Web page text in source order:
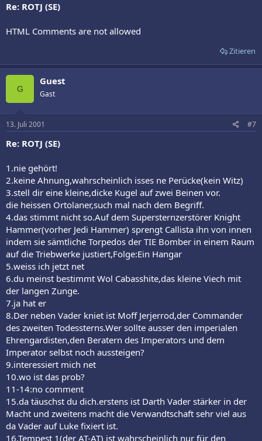
Re: ROTJ (SE)
HTML Comments are not allowed
Zitieren
G
Guest
Gast
13. Juli 2001 #7
Re: ROTJ (SE)
1.nie gehört!
2.keine Ahnung,wahrscheinlich isses ne Perücke(kein Witz)
3.stell dir eine kleine,dicke Kugel auf zwei Beinen vor.
die heissen Ortolaner,such mal nach dem Begriff.
4.das stimmt nicht so.Auf dem Supersternzerstörer Knight
Hammer(vorher Jedi Hammer) sprengt Callista ihn von innen
indem sie sämtliche Torpedos der TIE Bomber in einem Raum
auf die Triebwerke justiert,Folge:Ein Hangar
5.weiss ich jetzt net
6.du meinst bestimmt Wol Cabasshite,das kleine Viech mit
der langen Zunge.
7.ja hat er
8.Der neben Vader kniet ist Moff Jerjerrod,der Commander
des zweiten Todessterns.Wer sollte ausser den imperialen
Ehrengardisten,den Beratern des Imperators und dem
Imperator selbst noch aussteigen?
9.interessiert mich net
10.wo ist das prob?
11-14:no comment
15.da täuschst du dich.erstens ist Darth Vader stärker in der
Macht und zweitens macht die Verwandtschaft sehr viel aus
da Vader auf Luke fixiert ist.
16.Tempest 1(der AT-AT) ist wahrscheinlich nur für den